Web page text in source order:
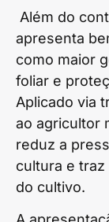
Além do
apresenta
como maior
foliar e
Aplicado via
ao agricultor
reduz a
cultura e
do cultivo.